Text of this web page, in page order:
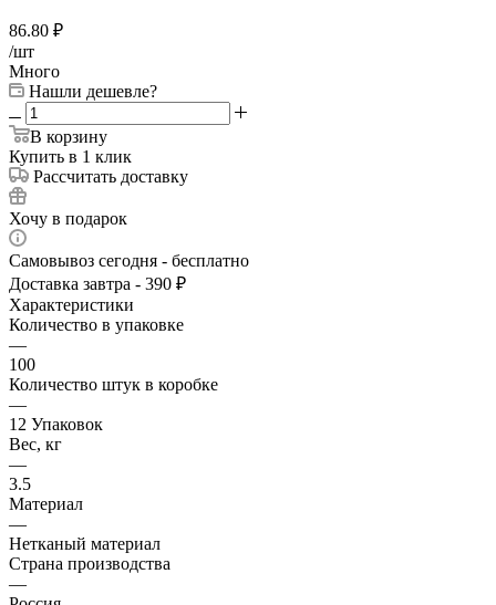
86.80 ₽
/шт
Много
Нашли дешевле?
В корзину
Купить в 1 клик
Рассчитать доставку
Хочу в подарок
Самовывоз сегодня - бесплатно
Доставка завтра - 390 ₽
Характеристики
Количество в упаковке
—
100
Количество штук в коробке
—
12 Упаковок
Вес, кг
—
3.5
Материал
—
Нетканый материал
Страна производства
—